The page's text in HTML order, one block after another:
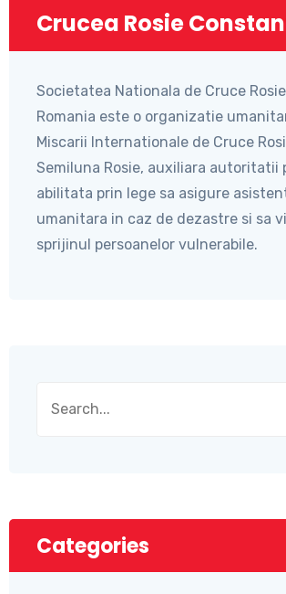
Crucea Rosie
Societatea Nationala de Cruce
Romania este o organizatie
Miscarii Internationale de Cruce
Semiluna Rosie, auxiliara autoritatii
abilitata prin lege sa asigure
umanitara in caz de dezastre si sa
sprijinul persoanelor vulnerabile.
Categories